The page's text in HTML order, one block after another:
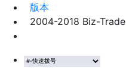
版本
2004-2018 Biz-Trade